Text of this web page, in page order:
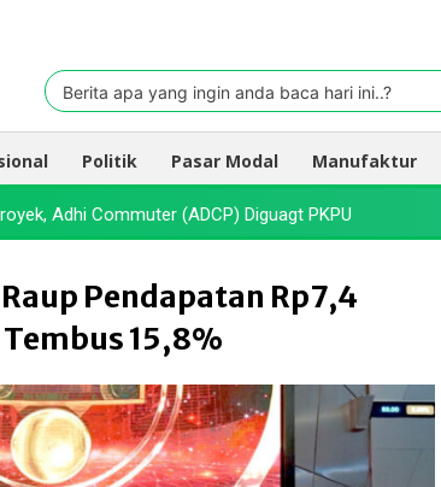
Pasaroleh TradingView
Berita apa yang ingin anda baca hari ini..?
Politik Pasar Modal Manufaktur
Adhi Commuter (ADCP) Diguagt PKPU
Pendapatan Rp7,4
15,8%